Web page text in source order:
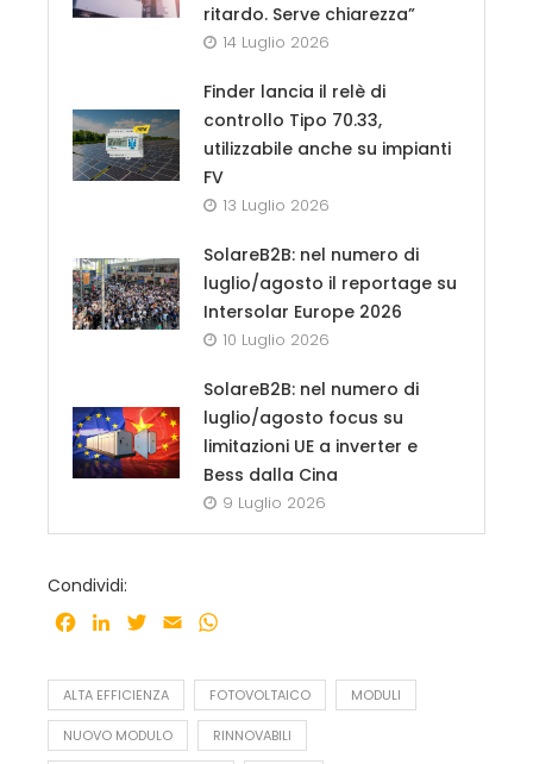
ritardo. Serve chiarezza”
14 Luglio 2026
Finder lancia il relè di
controllo Tipo 70.33,
utilizzabile anche su impianti
FV
13 Luglio 2026
SolareB2B: nel numero di
luglio/agosto il reportage su
Intersolar Europe 2026
10 Luglio 2026
SolareB2B: nel numero di
luglio/agosto focus su
limitazioni UE a inverter e
Bess dalla Cina
9 Luglio 2026
Condividi:
Facebook
LinkedInTwitter
Email
ALTA EFFICIENZA FOTOVOLTAICO MODULI
NUOVO MODULO RINNOVABILI